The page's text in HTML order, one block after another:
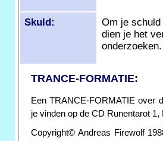
Skuld:
Om je
dien je het
onderzoeken.
TRANCE-FORMATIE:
Een TRANCE-FORMATIE over
je vinden op de CD Runentarot 1,
Copyright© Andreas Firewolf